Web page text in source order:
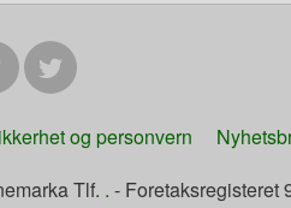
og personvern
Tlf. . - Foretaksregisteret